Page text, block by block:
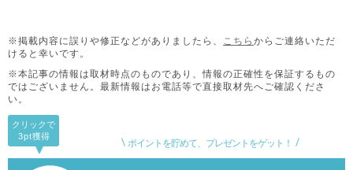
※掲載内容に誤りや修正などがありましたら、 こちら からご連絡いただ
けると幸いです。
※本記事の情報は取材時点のものであり、情報の正確性を保証するもの
ではございません。 最新情報はお電話等で直接取材先へご確認くださ
い。
ポイントを貯めて、プレゼントをゲット！
クリックで
3pt獲得